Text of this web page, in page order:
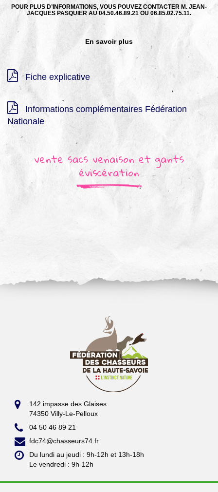
POUR PLUS D’INFORMATIONS, VOUS POUVEZ CONTACTER M. JEAN-
JACQUES PASQUIER AU 04.50.46.89.21 OU 06.85.02.75.11.
En savoir plus
Fiche explicative
Informations complémentaires Fédération
Nationale
vente sacs venaison et gants
éviscération
142 impasse des Glaises
74350 Villy-Le-Pelloux
04 50 46 89 21
fdc74@chasseurs74.fr
Du lundi au jeudi : 9h-12h et 13h-18h
Le vendredi : 9h-12h